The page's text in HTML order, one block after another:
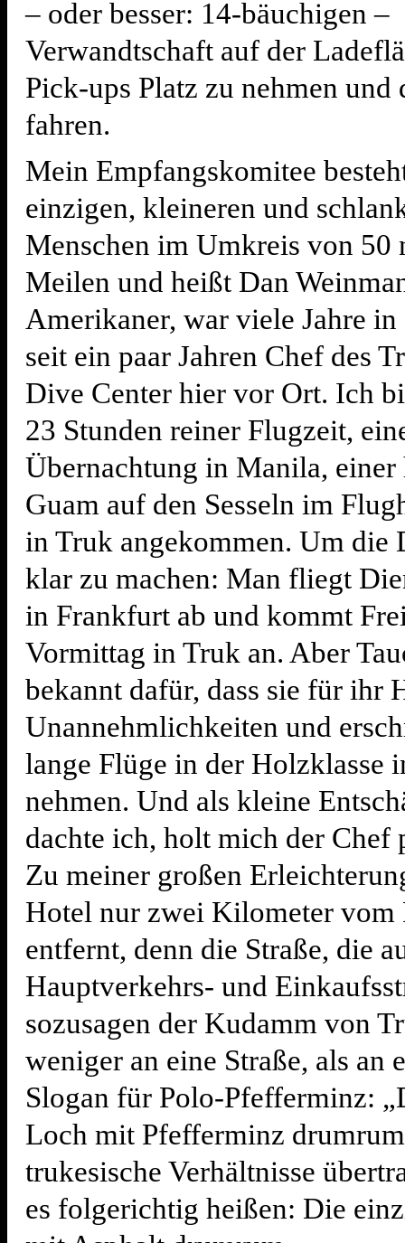
– oder besser: 14-bäuchigen –
Verwandtschaft auf der
Pick-ups Platz zu nehmen und
fahren.
Mein Empfangskomitee
einzigen, kleineren und
Menschen im Umkreis von 50
Meilen und heißt Dan
Amerikaner, war viele Jahre
seit ein paar Jahren Chef des
Dive Center hier vor Ort. Ich
23 Stunden reiner Flugzeit,
Übernachtung in Manila, einer
Guam auf den Sesseln im
in Truk angekommen. Um die
klar zu machen: Man fliegt
in Frankfurt ab und kommt
Vormittag in Truk an. Aber
bekannt dafür, dass sie für ihr
Unannehmlichkeiten und
lange Flüge in der Holzklasse
nehmen. Und als kleine
dachte ich, holt mich der Chef
Zu meiner großen
Hotel nur zwei Kilometer vom
entfernt, denn die Straße, die
Hauptverkehrs- und
sozusagen der Kudamm von
weniger an eine Straße, als an
Slogan für Polo-Pfefferminz:
Loch mit Pfefferminz
trukesische Verhältnisse
es folgerichtig heißen: Die